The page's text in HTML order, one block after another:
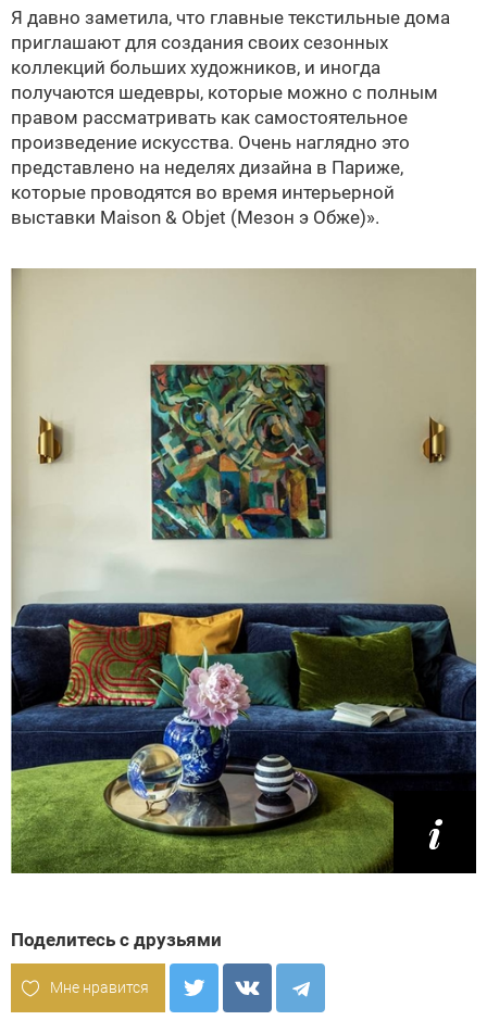
Я давно заметила, что главные текстильные дома
приглашают для создания своих сезонных
коллекций больших художников, и иногда
получаются шедевры, которые можно с полным
правом рассматривать как самостоятельное
произведение искусства. Очень наглядно это
представлено на неделях дизайна в Париже,
которые проводятся во время интерьерной
выставки Maison & Objet (Мезон э Обже)».
Поделитесь с друзьями
Мне нравится